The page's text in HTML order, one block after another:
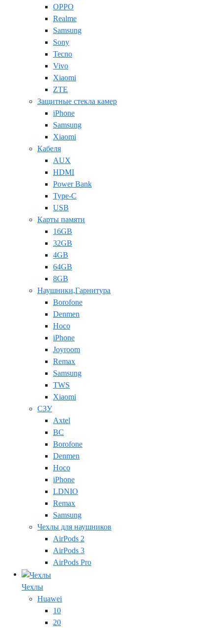
OPPO
Realme
Samsung
Sony
Tecno
Vivo
Xiaomi
ZTE
Защитные стекла камер
iPhone
Samsung
Xiaomi
Кабеля
AUX
HDMI
Power Bank
Type-C
USB
Карты памяти
16GB
32GB
4GB
64GB
8GB
Наушники,Гарнитура
Borofone
Denmen
Hoco
iPhone
Joyroom
Remax
Samsung
TWS
Xiaomi
СЗУ
Axtel
BC
Borofone
Denmen
Hoco
iPhone
LDNIO
Remax
Samsung
Чехлы для наушников
AirPods 2
AirPods 3
AirPods Pro
Чехлы
Huawei
10
20